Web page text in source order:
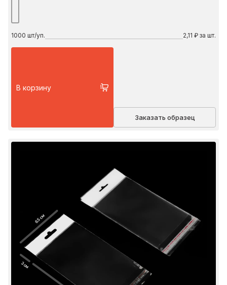
1000 шт/уп. 2,11 ₽ за шт.
В корзину
Заказать образец
6.5 см
3 см